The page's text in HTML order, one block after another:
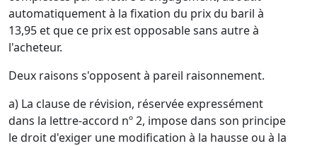
automatiquement à la fixation du prix du baril à
13,95 et que ce prix est opposable sans autre à
l'acheteur.
Deux raisons s'opposent à pareil raisonnement.
a) La clause de révision, réservée expressément
dans la lettre-accord nº 2, impose dans son principe
le droit d'exiger une modification à la hausse ou à la